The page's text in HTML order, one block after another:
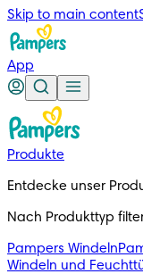
Skip to main content
App
Produkte
Entdecke unser
Nach Produkttyp
Pampers Windeln
Windeln und